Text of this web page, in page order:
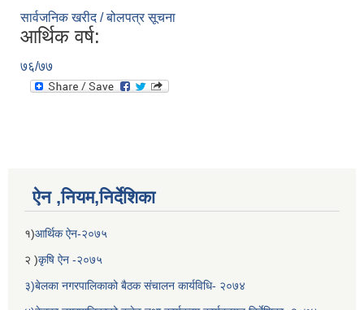
सार्वजनिक खरीद / बोलपत्र सूचना
आर्थिक वर्ष:
७६/७७
ऐन ,नियम,निर्देशिका
१)आर्थिक ऐन-२०७५
२ )कृषि ऐन -२०७५
३)बेलका नगरपालिकाको बैठक संचालन कार्यविधि- २०७४